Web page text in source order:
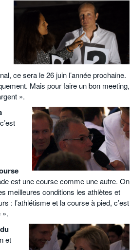
ce sera le 26 juin l’année prochaine.
Mais pour faire un bon meeting,
».
est une course comme une autre. On
meilleures conditions les athlètes et
: l’athlétisme et la course à pied, c’est
».
et